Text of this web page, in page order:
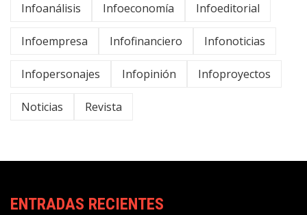
Infoanálisis Infoeconomía Infoeditorial
Infoempresa Infofinanciero Infonoticias
Infopersonajes Infopinión Infoproyectos
Noticias Revista
ENTRADAS RECIENTES